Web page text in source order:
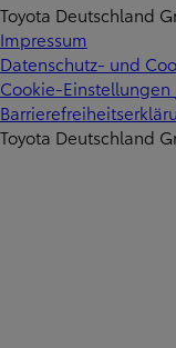
Toyota Deutschland
Impressum
Datenschutz- und
Cookie-
Toyota Deutschland